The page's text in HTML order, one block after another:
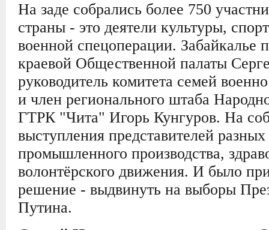
На заде собрались более 750
страны - это деятели культуры,
военной спецоперации. Забайкалье
краевой Общественной палаты
руководитель комитета семей
и член регионального штаба
ГТРК "Чита" Игорь Кунгуров. На
выступления представителей
промышленного производства,
волонтёрского движения. И было
решение - выдвинуть на выборы
Путина.